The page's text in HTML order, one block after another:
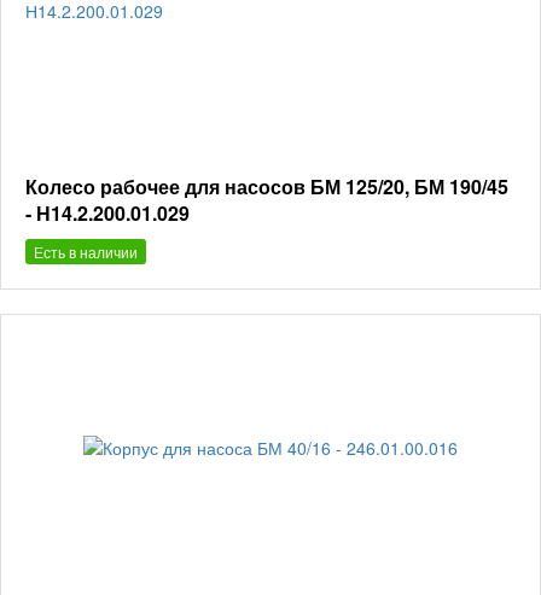
Колесо рабочее для насосов БМ 125/20, БМ 190/45
- Н14.2.200.01.029
Есть в наличии